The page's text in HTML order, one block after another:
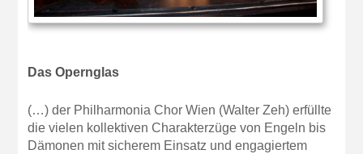
Das Opernglas
(…) der Philharmonia Chor Wien (Walter Zeh) erfüllte
die vielen kollektiven Charakterzüge von Engeln bis
Dämonen mit sicherem Einsatz und engagiertem